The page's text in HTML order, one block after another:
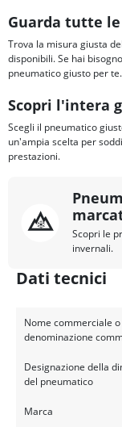
Guarda tutte
Trova la misura giusta
disponibili. Se hai
pneumatico giusto per te.
Scopri l'intera
Scegli il pneumatico
un'ampia scelta per
prestazioni.
Scopri le
invernali.
Dati tecnici
Nome commerciale o
denominazione
Designazione della
del pneumatico
Marca